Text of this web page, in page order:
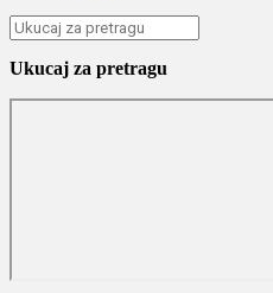
Ukucaj za pretragu